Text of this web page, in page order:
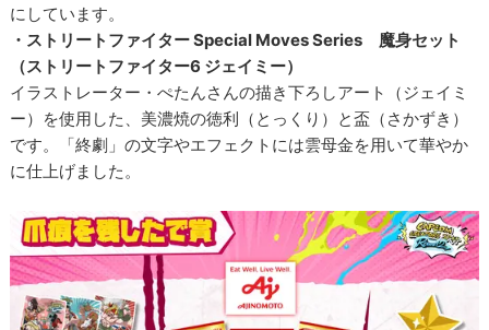
にしています。
・ストリートファイター Special Moves Series 魔身セット
（ストリートファイター6 ジェイミー）
イラストレーター・ぺたんさんの描き下ろしアート（ジェイミ
ー）を使用した、美濃焼の徳利（とっくり）と盃（さかずき）
です。「終劇」の文字やエフェクトには雲母金を用いて華やか
に仕上げました。